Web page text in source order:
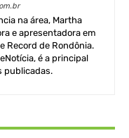
na área, Martha
e apresentadora em
Record de Rondônia.
é a principal
publicadas.